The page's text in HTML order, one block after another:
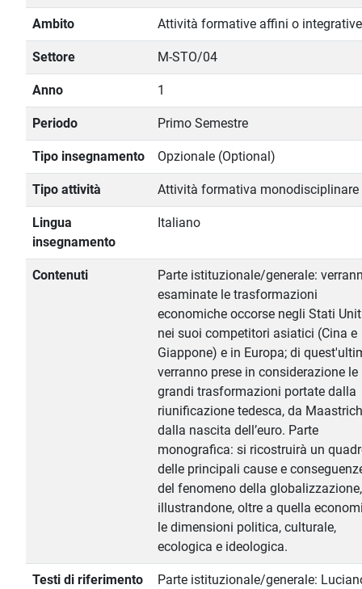
Ambito Attività formative affini o integrative
Settore M-STO/04
Anno 1
Periodo Primo Semestre
Tipo insegnamento Opzionale (Optional)
Tipo attività Attività formativa monodisciplinare
Lingua
insegnamento
Italiano
Contenuti
Parte istituzionale/generale:
esaminate le trasformazioni
economiche occorse negli Stati
nei suoi competitori asiatici (Cina e
Giappone) e in Europa; di
verranno prese in considerazione le
grandi trasformazioni portate dalla
riunificazione tedesca, da
dalla nascita dell’euro. Parte
monografica: si ricostruirà un
delle principali cause e
del fenomeno della globalizzazione,
illustrandone, oltre a quella
le dimensioni politica, culturale,
ecologica e ideologica.
Testi di riferimento
Parte istituzionale/generale: